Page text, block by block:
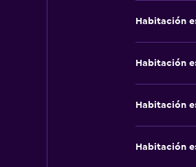
Habitación
Habitación
Habitación
Habitación